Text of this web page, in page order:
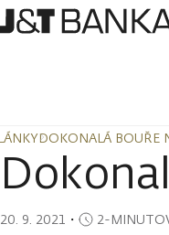
DOKONALÁ BOUŘE
DOKONALÁ
20. 9. 2021 ・ 2-